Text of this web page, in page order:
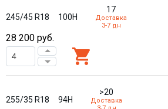
245/45 R18 100H
17
Доставка
3-7 дн
28 200 руб.
255/35 R18 94H
>20
Доставка